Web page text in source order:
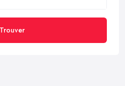
Trouver